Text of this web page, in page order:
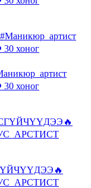
хоног